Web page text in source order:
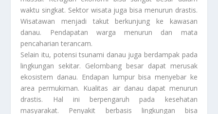
waktu singkat. Sektor wisata juga bisa menurun drastis.
Wisatawan menjadi takut berkunjung ke kawasan
danau. Pendapatan warga menurun dan mata
pencaharian terancam.
Selain itu, potensi tsunami danau juga berdampak pada
lingkungan sekitar. Gelombang besar dapat merusak
ekosistem danau. Endapan lumpur bisa menyebar ke
area permukiman. Kualitas air danau dapat menurun
drastis. Hal ini berpengaruh pada kesehatan
masyarakat. Penyakit berbasis lingkungan bisa